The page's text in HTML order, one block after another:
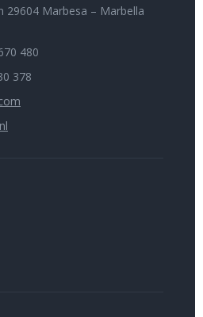
29604 Marbesa – Marbella
480
378